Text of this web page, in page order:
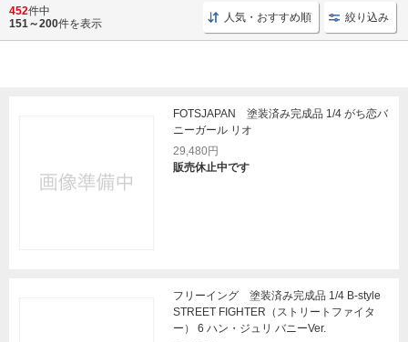
バニーガール 塗装済み バニー フィギュア フィギュ
452件中
151～200件を表示 人気・おすすめ順 絞り込み
FOTSJAPAN 塗装済み完成品 1/4 がち恋バ
ニーガール リオ
29,480円
販売休止中です
フリーイング 塗装済み完成品 1/4 B-style
STREET FIGHTER（ストリートファイタ
ー） 6 ハン・ジュリ バニーVer.